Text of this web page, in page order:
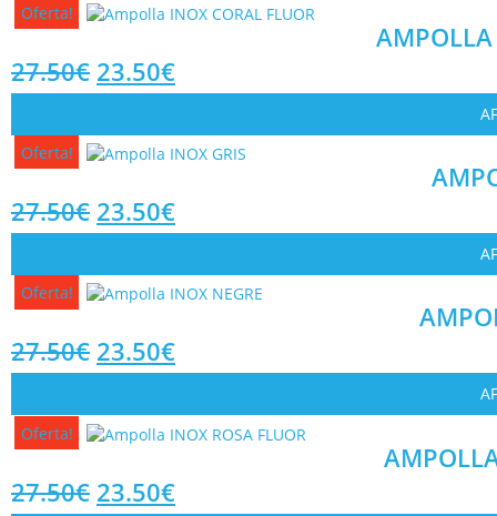
Oferta!
27.50€ 23.50€
Oferta!
27.50€ 23.50€
Oferta!
27.50€ 23.50€
Oferta!
27.50€ 23.50€